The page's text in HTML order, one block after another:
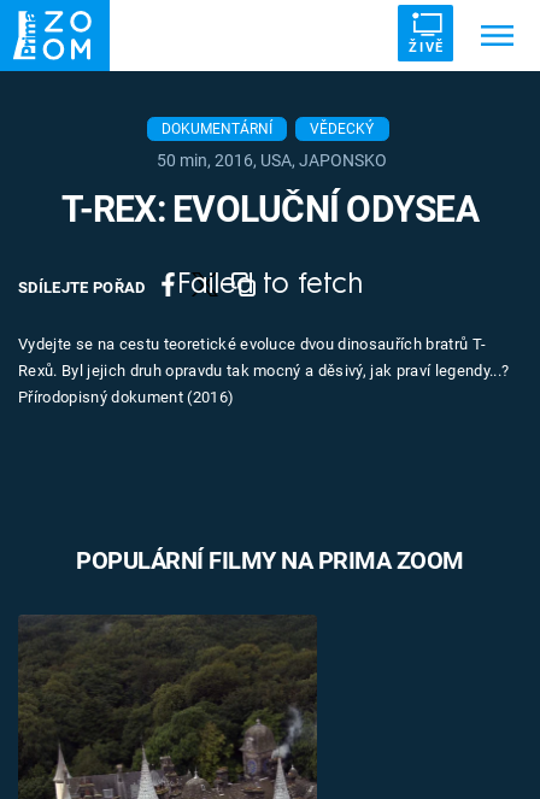
ŽIVĚ
ZRÁDCI UFO DRUHÁ SVĚTOVÁ VÁLKA
VETŘELCI DÁVNOVĚKU
Témata
Časopis
Sledujte prima+
Přihlášení
Sledujte nás
DOKUMENTÁRNÍ VĚDECKÝ
50 min, 2016, USA, JAPONSKO
T-REX: EVOLUČNÍ ODYSEA
Failed to fetch
SDÍLEJTE POŘAD
Vydejte se na cestu teoretické evoluce dvou dinosauřích bratrů T-
Rexů. Byl jejich druh opravdu tak mocný a děsivý, jak praví legendy...?
Přírodopisný dokument (2016)
POPULÁRNÍ FILMY NA PRIMA ZOOM